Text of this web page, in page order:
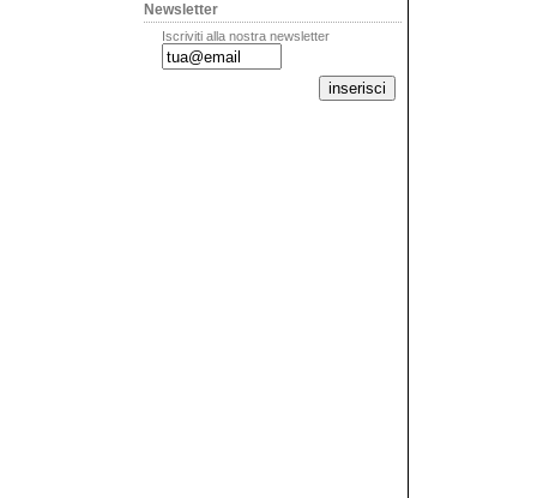
Newsletter
Iscriviti alla nostra newsletter